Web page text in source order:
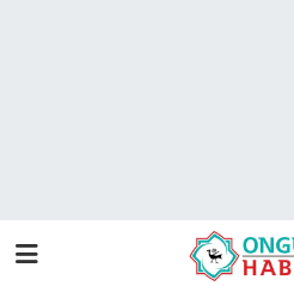
Trafik Durumu